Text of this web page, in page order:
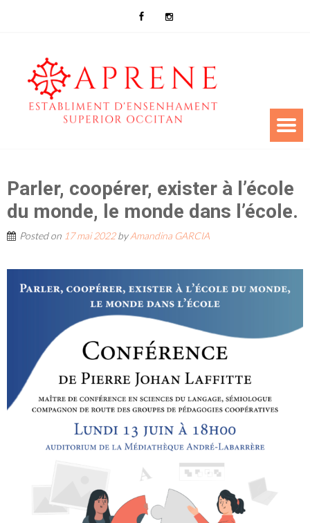
Parler, coopérer, exister à l’école
du monde, le monde dans l’école.
Posted on 17 mai 2022byAmandina GARCIA